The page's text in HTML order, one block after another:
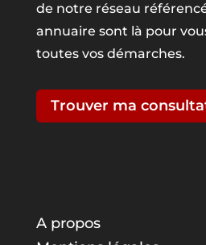
de notre réseau
annuaire sont là pour
toutes vos démarches.
Trouver ma
A propos